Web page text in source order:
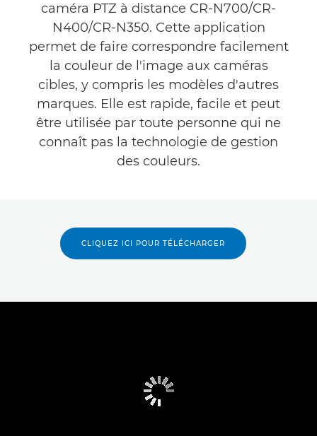
caméra PTZ à distance CR-N700/CR-
N400/CR-N350. Cette application
permet de faire correspondre facilement
la couleur de l'image aux caméras
cibles, y compris les modèles d'autres
marques. Elle est rapide, facile et peut
être utilisée par toute personne qui ne
connaît pas la technologie de gestion
des couleurs.
CLIQUEZ ICI POUR TÉLÉCHARGER